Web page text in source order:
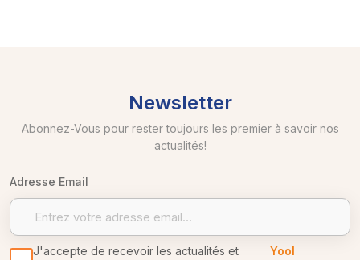
Newsletter
Abonnez-Vous pour rester toujours les premier à savoir nos
actualités!
Adresse Email
J'accepte de recevoir les actualités et
Yool